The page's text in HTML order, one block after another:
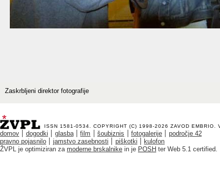
Zaskrbljeni direktor fotografije
ISSN 1581-0534. COPYRIGHT (C) 1998-2026 ZAVOD EMBRIO .
domov dogodki glasba film šoubiznis fotogalerije
področje 42
pravno pojasnilo
jamstvo zasebnosti piškotki
kulofon
ŽVPL je optimiziran za moderne brskalnike in je POSH ter Web 5.1 certified.